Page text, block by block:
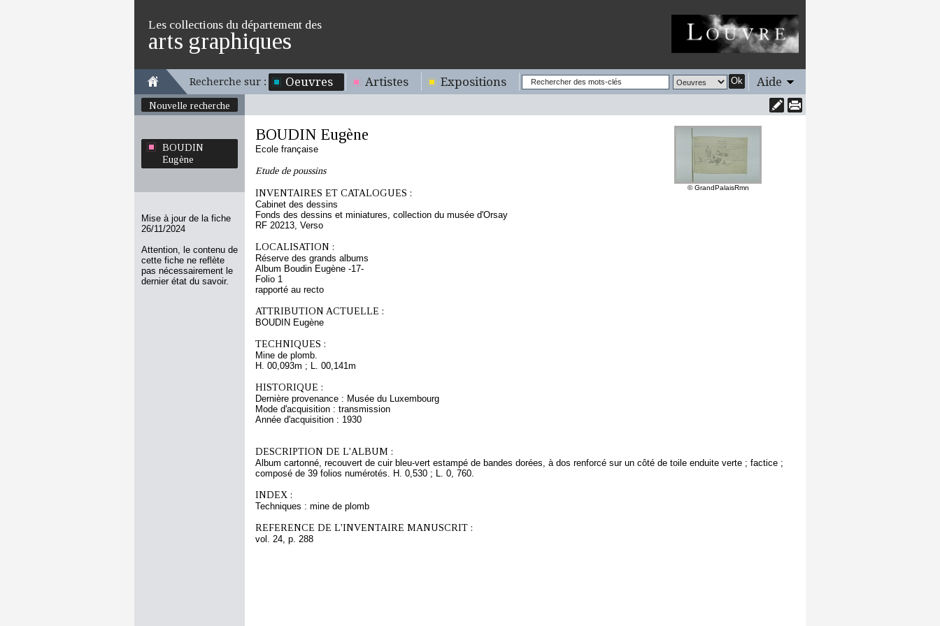
Les collections du département des
arts graphiques
Recherche sur : Oeuvres Artistes Expositions Ok Aide
Nouvelle recherche
BOUDIN
Eugène
Mise à jour de la fiche
26/11/2024
Attention, le contenu de
cette fiche ne reflète
pas nécessairement le
dernier état du savoir.
© GrandPalaisRmn
BOUDIN Eugène
Ecole française
Etude de poussins
INVENTAIRES ET CATALOGUES :
Cabinet des dessins
Fonds des dessins et miniatures, collection du musée d'Orsay
RF 20213, Verso
LOCALISATION :
Réserve des grands albums
Album Boudin Eugène -17-
Folio 1
rapporté au recto
ATTRIBUTION ACTUELLE :
BOUDIN Eugène
TECHNIQUES :
Mine de plomb.
H. 00,093m ; L. 00,141m
HISTORIQUE :
Dernière provenance : Musée du Luxembourg
Mode d'acquisition : transmission
Année d'acquisition : 1930
DESCRIPTION DE L'ALBUM :
Album cartonné, recouvert de cuir bleu-vert estampé de bandes dorées, à dos renforcé sur un côté de toile enduite verte ; factice ;
composé de 39 folios numérotés. H. 0,530 ; L. 0, 760.
INDEX :
Techniques : mine de plomb
REFERENCE DE L'INVENTAIRE MANUSCRIT :
vol. 24, p. 288